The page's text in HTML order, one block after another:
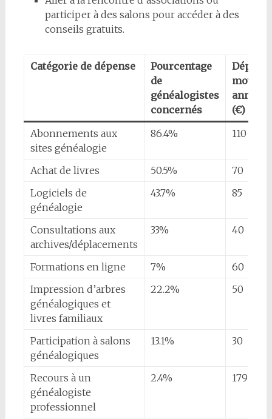
participer à des salons pour accéder à des
conseils gratuits.
Catégorie de dépense
Pourcentage
de
généalogistes
concernés
(€)
Abonnements aux
sites généalogie
86.4% 110
Achat de livres 50.5%
70
Logiciels de
généalogie
43.7% 85
Consultations aux
archives/déplacements
33% 40
Formations en ligne 7%
60
Impression d’arbres
généalogiques et
livres familiaux
22.2% 50
Participation à salons
généalogiques
13.1% 30
Recours à un
généalogiste
professionnel
2.4% 179